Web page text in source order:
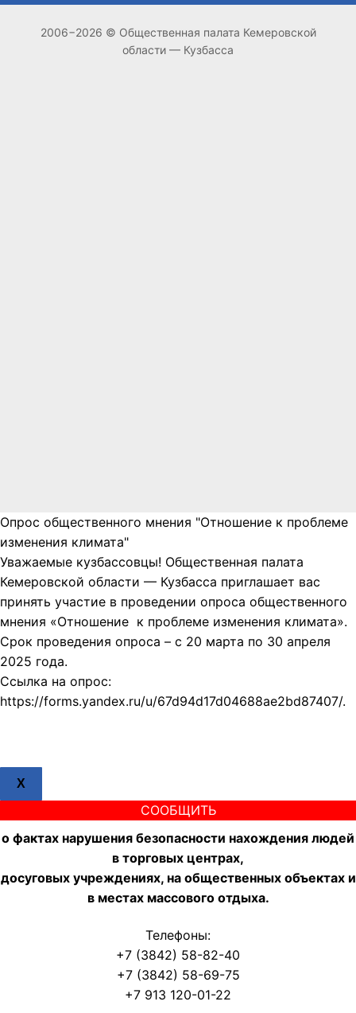
2006−2026 © Общественная палата Кемеровской
области — Кузбасса
Опрос общественного мнения "Отношение к проблеме
изменения климата"
Уважаемые кузбассовцы! Общественная палата
Кемеровской области — Кузбасса приглашает вас
принять участие в проведении опроса общественного
мнения «Отношение к проблеме изменения климата».
Срок проведения опроса – с 20 марта по 30 апреля
2025 года.
Ссылка на опрос:
https://forms.yandex.ru/u/67d94d17d04688ae2bd87407/.
X
СООБЩИТЬ
о фактах нарушения безопасности нахождения людей
в торговых центрах,
досуговых учреждениях, на общественных объектах и
в местах массового отдыха.
Телефоны:
+7 (3842) 58-82-40
+7 (3842) 58-69-75
+7 913 120-01-22